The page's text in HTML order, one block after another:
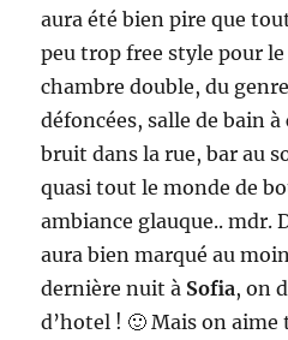
aura été bien pire que
peu trop free style pour
chambre double, du
défoncées, salle de bain
bruit dans la rue, bar au
quasi tout le monde de
ambiance glauque.. mdr.
aura bien marqué au
dernière nuit à Sofia, on
d’hotel ! 🙂 Mais on